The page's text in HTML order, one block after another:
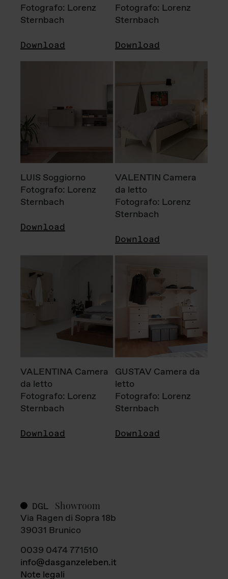
Fotografo: Lorenz
Sternbach
Download
Fotografo: Lorenz
Sternbach
Download
LUIS Soggiorno
Fotografo: Lorenz
Sternbach
Download
VALENTIN Camera
da letto
Fotografo: Lorenz
Sternbach
Download
VALENTINA Camera
da letto
Fotografo: Lorenz
Sternbach
Download
GUSTAV Camera da
letto
Fotografo: Lorenz
Sternbach
Download
DGL Showroom
Via Ragen di Sopra 18b
39031 Brunico
0039 0474 771510
info@dasganzeleben.it
Note legali